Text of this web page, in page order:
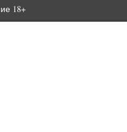
18+